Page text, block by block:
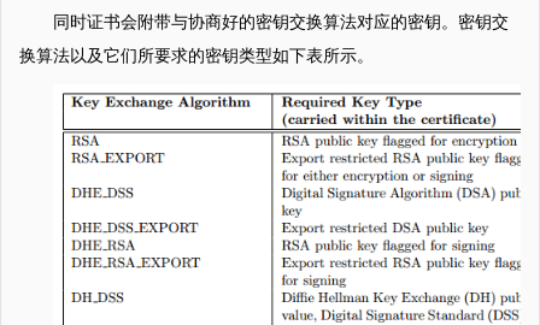
同时证书会附带与协商好的密钥交换算法对应的密钥。密钥交
换算法以及它们所要求的密钥类型如下表所示。